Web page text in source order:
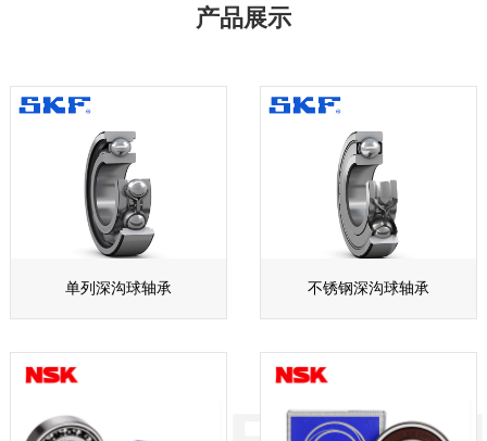
产品展示
单列深沟球轴承 不锈钢深沟球轴承